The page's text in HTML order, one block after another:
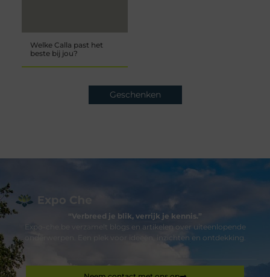
Welke Calla past het
beste bij jou?
Geschenken
“Verbreed je blik, verrijk je kennis.”
Expo-che.be verzamelt blogs en artikelen over uiteenlopende
onderwerpen. Een plek voor ideeën, inzichten en ontdekking.